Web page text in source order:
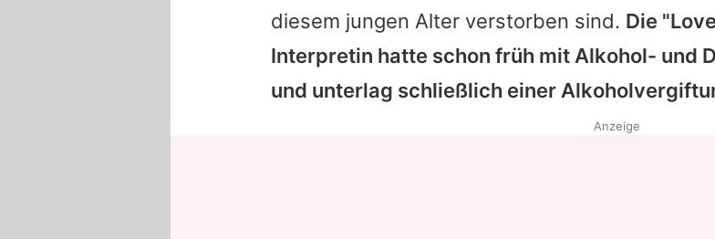
diesem jungen Alter verstorben sind. Die
Interpretin hatte schon früh mit Alkohol- und
und unterlag schließlich einer
Anzeige